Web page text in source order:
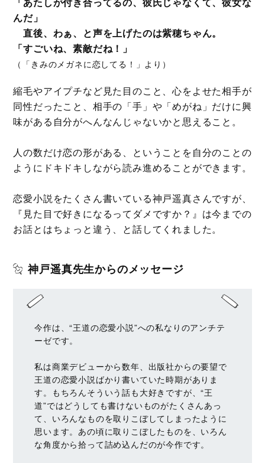
んだ」
直後、わぁ、と声を上げたのは紫穂ちゃん。
「すごいね、素敵だね！」
（「きみのメガネに恋してる！」より）
縮毛やアイプチなど見た目のこと、心をよせた相手が
同性だったこと、相手の「手」や「めがね」だけに興
味がある自分がへんなんじゃないかと思えること。
人の数だけ恋の形がある、ということを自分のことの
ようにドキドキしながら読み進めることができます。
恋愛小説をたくさん書いている神戸遥真さんですが、
『見た目で好きになるってダメですか？』は今までの
お話とはちょっと違う、と話してくれました。
神戸遥真先生からのメッセージ
今作は、“王道の恋愛小説”への私なりのアンチテ
ーゼです。
私は商業デビューから数年、出版社からの要望で
王道の恋愛小説ばかり書いていた時期がありま
す。もちろんそういう話も大好きですが、“王
道”ではどうしても書けないものがたくさんあっ
て、いろんなものを取りこぼしてしまったように
思います。あの頃に取りこぼしたものを、いろん
な角度から拾って詰め込んだのが今作です。